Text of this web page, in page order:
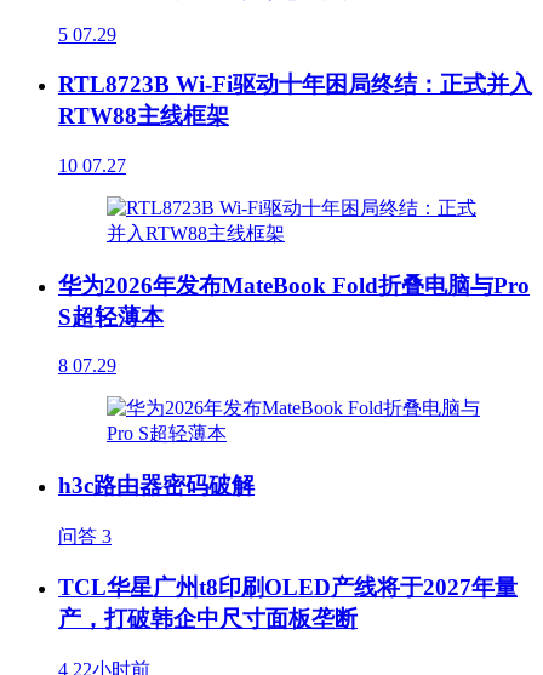
5 07.29
RTL8723B Wi-Fi驱动十年困局终结：正式并入
RTW88主线框架
10 07.27
华为2026年发布MateBook Fold折叠电脑与Pro
S超轻薄本
8 07.29
h3c路由器密码破解
问答 3
TCL华星广州t8印刷OLED产线将于2027年量
产，打破韩企中尺寸面板垄断
4 22小时前